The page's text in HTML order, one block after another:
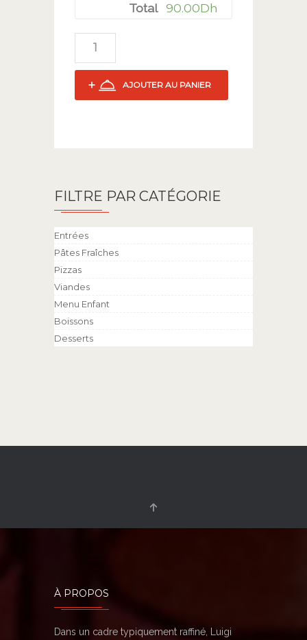
Total 90.00Dh
AJOUTER AU PANIER
FILTRE PAR CATÉGORIE
Entrées
Pâtes Fraîches
Pizzas
Viandes
Menu Enfant
Boissons
Desserts
À PROPOS
Dans un cadre typiquement raffiné, Luigi